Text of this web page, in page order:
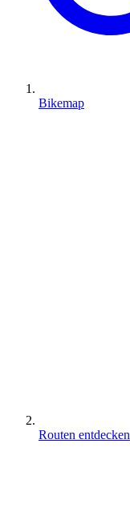
Bikemap
Routen entdecken